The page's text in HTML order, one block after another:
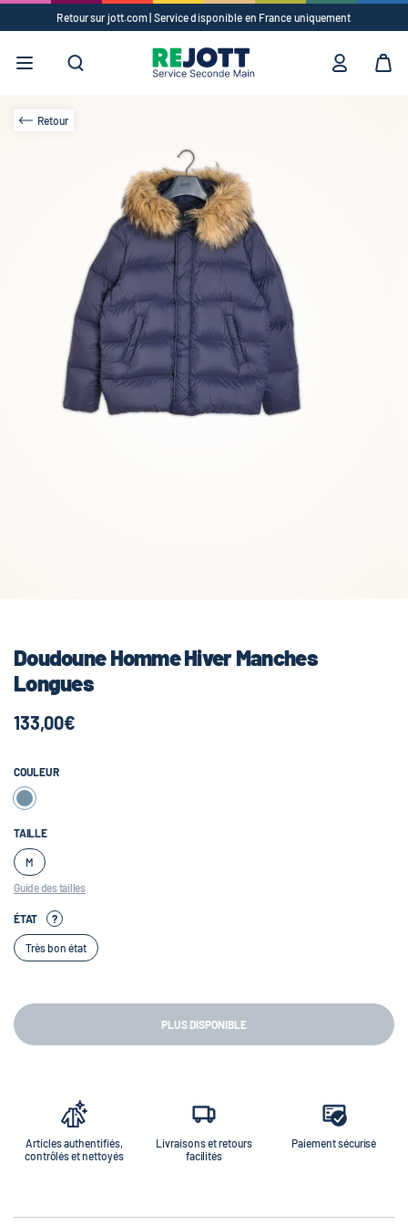
Retour sur jott.com | Service disponible en France uniquement
Retour
Doudoune Homme Hiver Manches
Longues
133,00€
COULEUR
TAILLE
M
Guide des tailles
ÉTAT ?
Très bon état
PLUS DISPONIBLE
Articles authentifiés,
contrôlés et nettoyés
Livraisons et retours
facilités
Paiement sécurisé
Vêtements